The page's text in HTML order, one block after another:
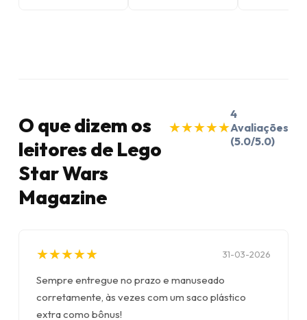
O que dizem os
leitores de Lego
Star Wars
Magazine
★
★★
★★
★★
★★
★
4
Avaliações
(5.0/5.0)
★
★★
★★
★★
★★
★ 31-03-2026
Sempre entregue no prazo e manuseado
corretamente, às vezes com um saco plástico
extra como bônus!